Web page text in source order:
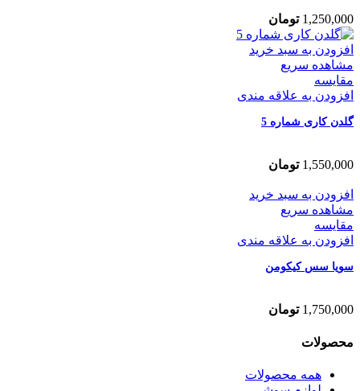
1,250,000 تومان
افزودن به سبد خرید
مشاهده سریع
مقایسه
افزودن به علاقه مندی
گلدن کاری شماره 5
1,550,000 تومان
افزودن به سبد خرید
مشاهده سریع
مقایسه
افزودن به علاقه مندی
سویا سس کیکومن
1,750,000 تومان
محصولات
همه محصولات